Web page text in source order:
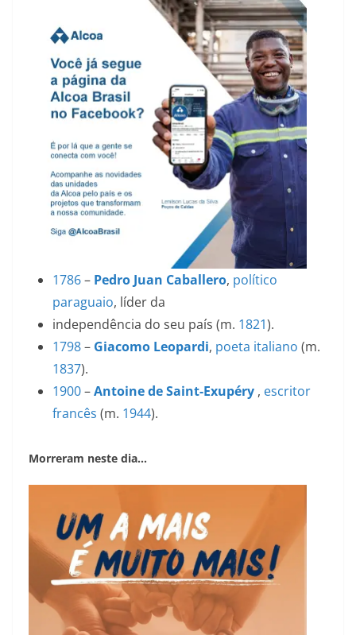
1786– Pedro Juan Caballero, político
paraguaio, líder da
independência do seu país (m. 1821).
1798– Giacomo Leopardi, poeta italiano (m.
1837).
1900–Antoine de Saint-Exupéry , escritor
francês (m. 1944).
Morreram neste dia…